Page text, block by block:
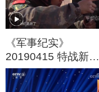
《军事纪实》
20190415 特战新兵
的出击